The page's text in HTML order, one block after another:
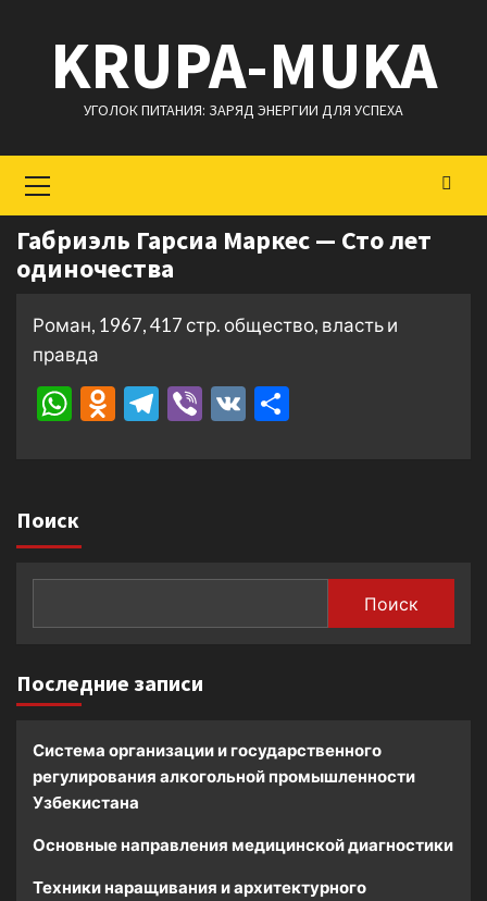
содержимому
KRUPA-MUKA
УГОЛОК ПИТАНИЯ: ЗАРЯД ЭНЕРГИИ ДЛЯ УСПЕХА
меню
Габриэль Гарсиа Маркес — Сто лет
одиночества
Роман, 1967, 417 стр. общество, власть и
правда
WhatsApp
Odnoklassniki
Telegram
Viber
VK
Поиск
Поиск
Последние записи
Система организации и государственного
регулирования алкогольной промышленности
Узбекистана
Основные направления медицинской диагностики
Техники наращивания и архитектурного